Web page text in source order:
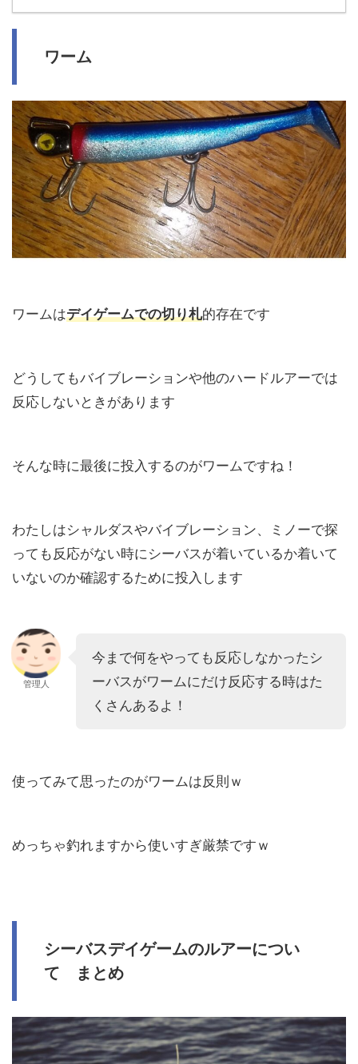
ワーム
ワームはデイゲームでの切り札的存在です
どうしてもバイブレーションや他のハードルアーでは
反応しないときがあります
そんな時に最後に投入するのがワームですね！
わたしはシャルダスやバイブレーション、ミノーで探
っても反応がない時にシーバスが着いているか着いて
いないのか確認するために投入します
管理人
今まで何をやっても反応しなかったシ
ーバスがワームにだけ反応する時はた
くさんあるよ！
使ってみて思ったのがワームは反則ｗ
めっちゃ釣れますから使いすぎ厳禁ですｗ
シーバスデイゲームのルアーについ
て まとめ